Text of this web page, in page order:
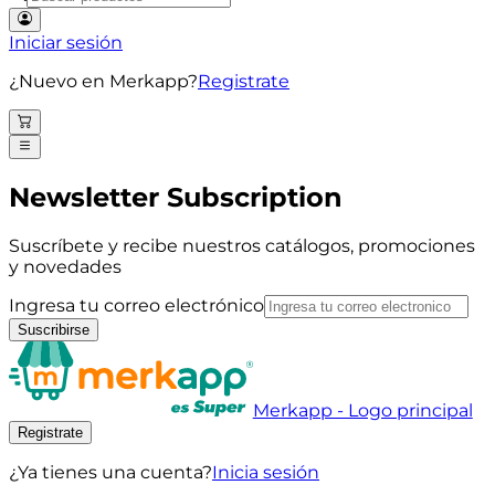
Iniciar sesión
¿Nuevo en Merkapp?Registrate
Newsletter Subscription
Suscríbete y recibe nuestros catálogos, promociones
y novedades
Ingresa tu correo electrónico
Suscribirse
Merkapp - Logo principal
Registrate
¿Ya tienes una cuenta?Inicia sesión